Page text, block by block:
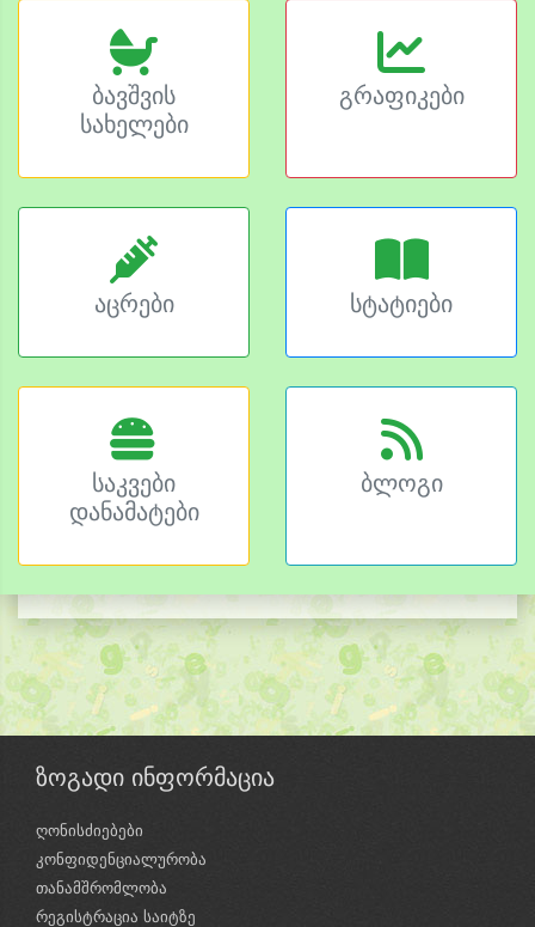
ბავშვის
სახელები
გრაფიკები
აცრები სტატიები
საკვები
დანამატები
ბლოგი
ზოგადი ინფორმაცია
ღონისძიებები
კონფიდენციალურობა
თანამშრომლობა
რეგისტრაცია საიტზე